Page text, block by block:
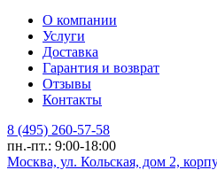
О компании
Услуги
Доставка
Гарантия и возврат
Отзывы
Контакты
8 (495) 260-57-58
пн.-пт.: 9:00-18:00
Москва, ул. Кольская, дом 2,